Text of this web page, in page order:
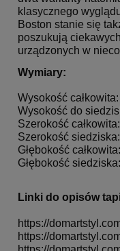
klasycznego
Boston stanie się
poszukują
urządzonych w
Wymiary:
Wysokość
Wysokość do
Szerokość
Szerokość
Głębokość
Głębokość
Linki do opisów
https://
https://